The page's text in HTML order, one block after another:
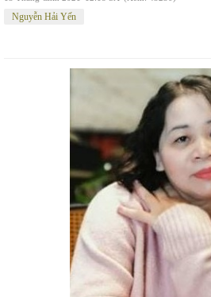
Nguyễn Hải Yến